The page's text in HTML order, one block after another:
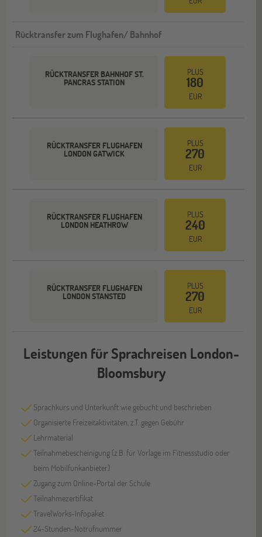
Rücktransfer zum Flughafen/ Bahnhof
RÜCKTRANSFER BAHNHOF ST.
PANCRAS STATION
PLUS
180
EUR
RÜCKTRANSFER FLUGHAFEN
LONDON GATWICK
PLUS
270
EUR
RÜCKTRANSFER FLUGHAFEN
LONDON HEATHROW
PLUS
240
EUR
RÜCKTRANSFER FLUGHAFEN
LONDON STANSTED
PLUS
270
EUR
Leistungen für Sprachreisen London-
Bloomsbury
Sprachkurs und Unterkunft wie gebucht und beschrieben
Organisierte Freizeitaktivitäten, z.T. gegen Gebühr
Lehrmaterial
Teilnahmebescheinigung (z.B. für Vorlage im Fitnessstudio oder
beim Mobilfunkanbieter)
Zugang zum Online-Portal der Schule
Teilnahmezertifikat
TravelWorks-Infopaket
24-Stunden-Notrufnummer